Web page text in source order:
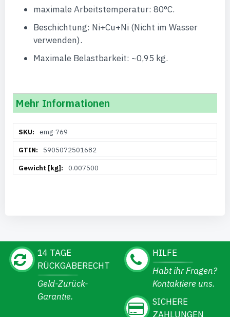
maximale Arbeitstemperatur: 80°C.
Beschichtung: Ni+Cu+Ni (Nicht im Wasser
verwenden).
Maximale Belastbarkeit: ~0,95 kg.
Mehr Informationen
Informationenemg-769
5905072501682
0.007500
14 TAGE
RÜCKGABERECHT
Geld-Zurück-
Garantie.
HILFE
Habt ihr Fragen?
Kontaktiere uns.
SICHERE
ZAHLUNGEN